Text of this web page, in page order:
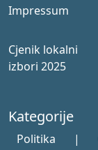
Impressum
Cjenik lokalni
izbori 2025
Kategorije
Politika |